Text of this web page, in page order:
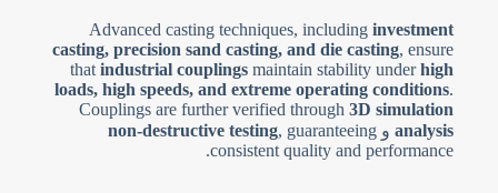
Advanced casting techniques, including investment
casting, precision sand casting, and die casting, ensure
that industrial couplingsmaintain stability underhigh
loads, high speeds, and extreme operating conditions.
Couplings are further verified through 3D simulation
analysis و non-destructive testing, guaranteeing
consistent quality and performance.